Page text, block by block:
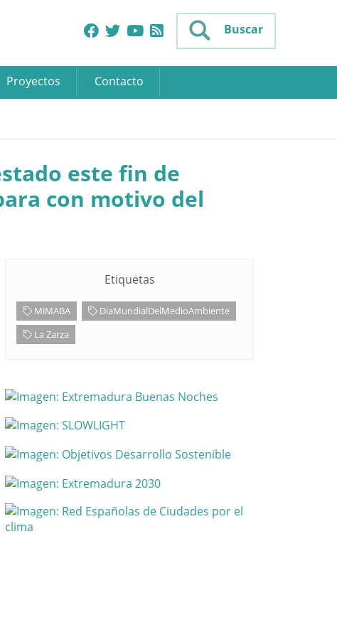
Buscar
Proyectos Contacto
este fin de
con motivo del
Etiquetas
MiMABA
DiaMundialDelMedioAmbiente
La Zarza